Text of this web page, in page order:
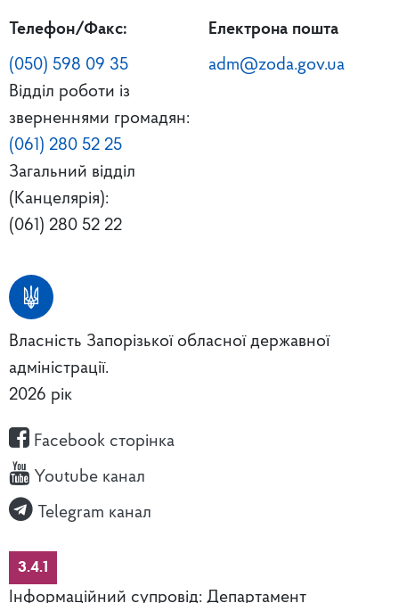
Телефон/Факс:
(050) 598 09 35
Відділ роботи із
зверненнями громадян:
(061) 280 52 25
Загальний відділ
(Канцелярія):
(061) 280 52 22
Електрона пошта
adm@zoda.gov.ua
Власність Запорізької обласної державної
адміністрації.
2026 рік
Facebook сторінка
Youtube канал
Telegram канал
3.4.1
Інформаційний супровід: Департамент